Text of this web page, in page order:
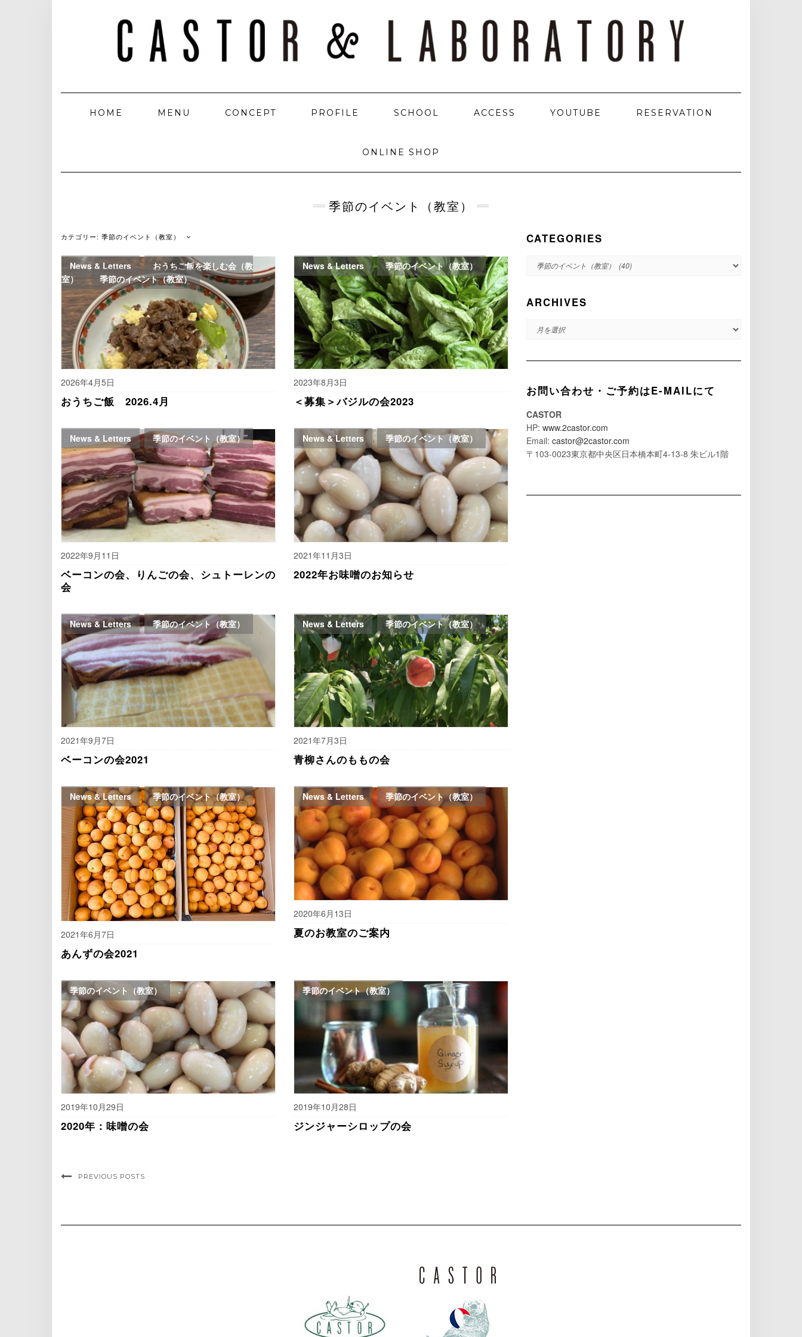
HOME MENU CONCEPT PROFILE SCHOOL ACCESS YOUTUBE RESERVATION
ONLINE SHOP
季節のイベント（教室）
カテゴリー: 季節のイベント（教室）
2026年4月5日
News & Letters ,
おうちご飯を楽しむ会（教
室）
, 季節のイベント（教室）
おうちご飯 2026.4月
2023年8月3日
News & Letters , 季節のイベント（教室）
＜募集＞バジルの会2023
2022年9月11日
News & Letters , 季節のイベント（教室）
ベーコンの会、りんごの会、シュトーレンの
会
2021年11月3日
News & Letters , 季節のイベント（教室）
2022年お味噌のお知らせ
2021年9月7日
News & Letters , 季節のイベント（教室）
ベーコンの会2021
2021年7月3日
News & Letters , 季節のイベント（教室）
青柳さんのももの会
2021年6月7日
News & Letters , 季節のイベント（教室）
あんずの会2021
2020年6月13日
News & Letters , 季節のイベント（教室）
夏のお教室のご案内
2019年10月29日
季節のイベント（教室）
2020年：味噌の会
2019年10月28日
季節のイベント（教室）
ジンジャーシロップの会
PREVIOUS POSTS
CATEGORIES
CATEGORIES
ARCHIVES
ARCHIVES
お問い合わせ・ご予約はE-MAILにて
CASTOR
HP: www.2castor.com
Email: castor@2castor.com
〒103-0023東京都中央区日本橋本町4-13-8 朱ビル1階